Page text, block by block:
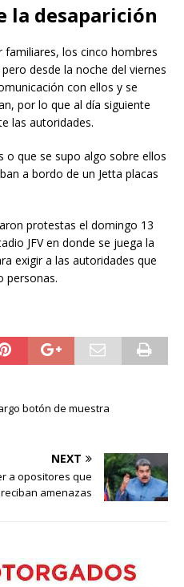
la desaparición
los cinco hombres
pero desde la noche del viernes
con ellos y se
por lo que al día siguiente
las autoridades.
o que se supo algo sobre ellos
a bordo de un Jetta placas
protestas el domingo 13
JFV en donde se juega la
exigir a las autoridades que
personas.
botón de muestra
NEXT
a opositores que
reciban amenazas